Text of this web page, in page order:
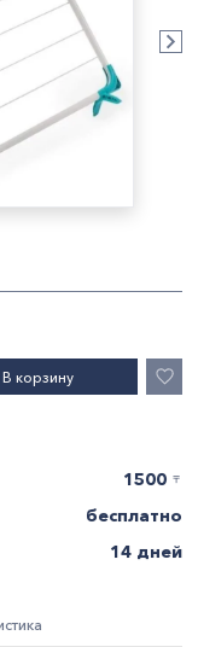
В корзину
1500 〒
бесплатно
14 дней